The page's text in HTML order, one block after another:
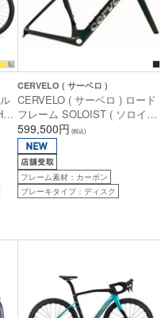
CERVELO ( サーベロ )
CERVELO ( サーベロ ) ロード
フレーム SOLOIST ( ソロイス
ト ) ブラック マジック 54 (身
長目安175cm前後)
599,500円 (税込)
フレーム素材：カーボン
ブレーキタイプ：ディスク